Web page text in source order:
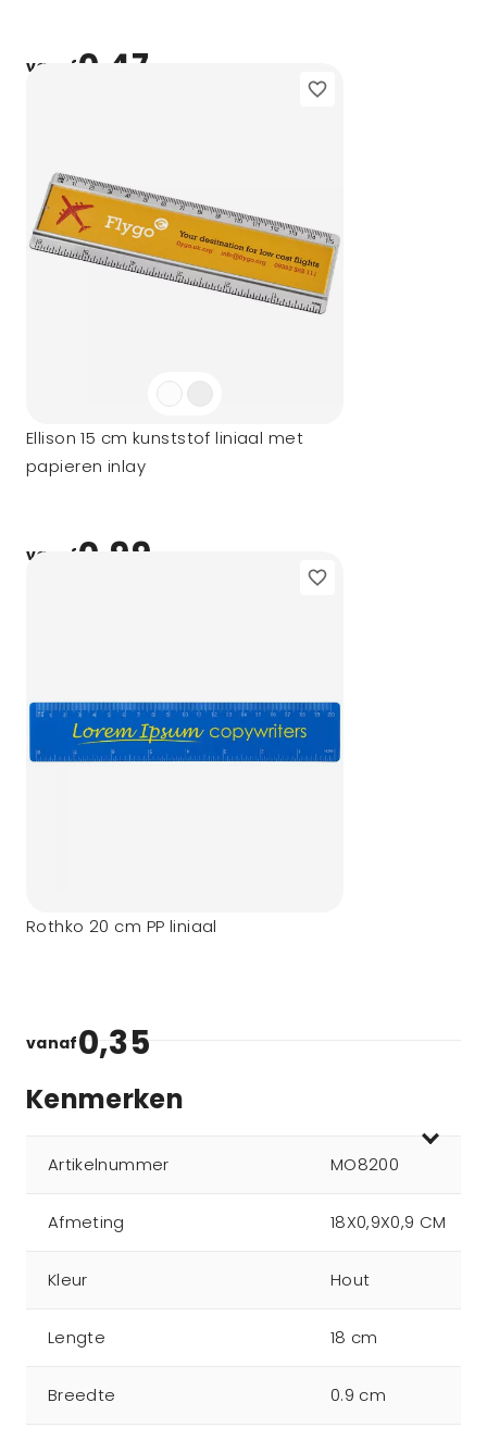
vanaf0,47
Ellison 15 cm kunststof liniaal met
papieren inlay
vanaf0,99
Rothko 20 cm PP liniaal
vanaf0,35
Kenmerken
Artikelnummer MO8200
Afmeting 18X0,9X0,9 CM
Kleur Hout
Lengte 18 cm
Breedte 0.9 cm